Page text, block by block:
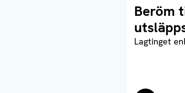
Beröm
Lagtinget
Läs artikel